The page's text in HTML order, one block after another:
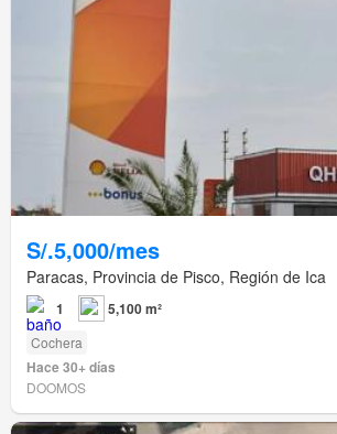
S/.5,000/mes
Paracas, Provincia de Pisco, Región de Ica
1 5,100 m²
Cochera
Hace 30+ días
DOOMOS